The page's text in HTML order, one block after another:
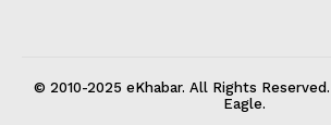
© 2010-2025 eKhabar. All Rights
Eagle.